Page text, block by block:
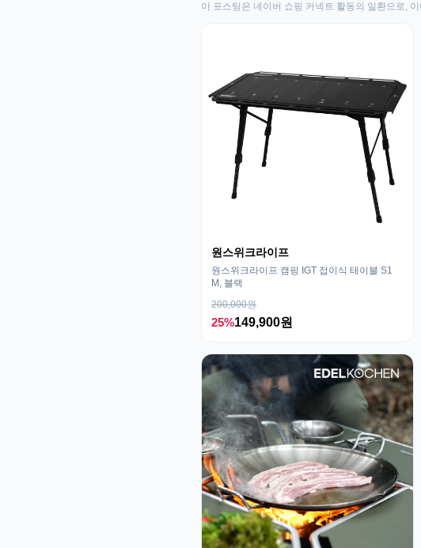
이 포스팅은 네이버 쇼핑 커넥트 활동의 일환으로,
원스위크라이프
원스위크라이프 캠핑 IGT 접이식 테이블 S1
M, 블랙
200,000원
25%149,900원